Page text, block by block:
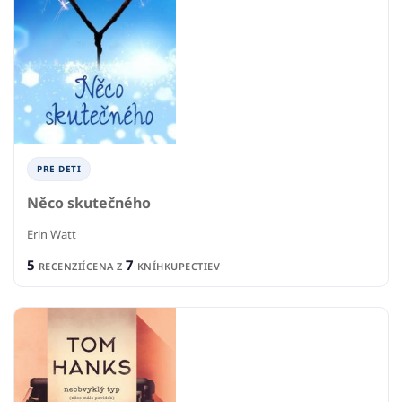
PRE DETI
Něco skutečného
Erin Watt
5 RECENZIÍCENA Z 7 KNÍHKUPECTIEV